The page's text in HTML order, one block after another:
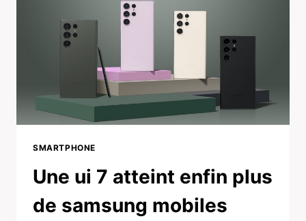
SMARTPHONE
Une ui 7 atteint enfin plus
de samsung mobiles